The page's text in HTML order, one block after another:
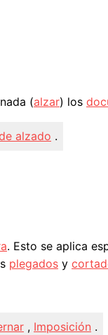
(alzar) los
alzado .
. Esto se aplica
plegados y
, Imposición .